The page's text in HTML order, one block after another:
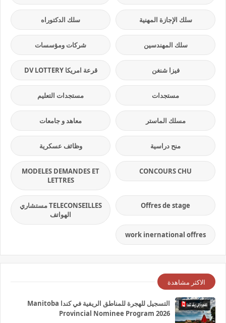
سلك الإجازة المهنية سلك الدكتوراه
سلك المهندسين شركات ومؤسسات
فيزا شنغن قرعة امريكا DV LOTTERY
مستجدات مستجدات التعليم
مسلك الماستر معاهد و جامعات
منح دراسية وظائف عسكرية
CONCOURS CHU
MODELES DEMANDES ET
LETTRES
Offres de stage
TELECONSEILLES مستشاري
الهواتف
work inernational offres
الاكثر مشاهدة
التسجيل للهجرة للمناطق الريفية في كندا Manitoba
Provincial Nominee Program 2026